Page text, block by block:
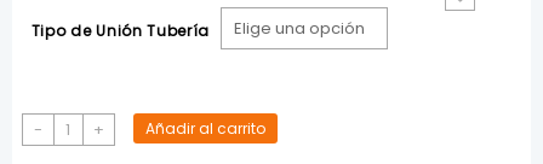
Tipo de Unión Tubería
-
Codo
45°
+ Añadir al carrito